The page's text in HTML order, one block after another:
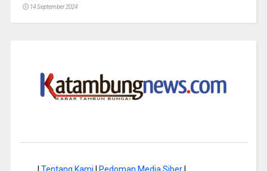
14 September 2024
Tentang Kami Pedoman Media Siber|